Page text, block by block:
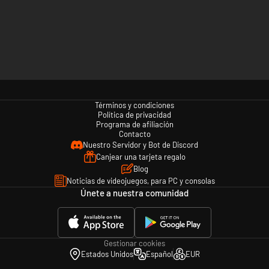
Términos y condiciones
Política de privacidad
Programa de afiliación
Contacto
Nuestro Servidor y Bot de Discord
Canjear una tarjeta regalo
Blog
Noticias de videojuegos, para PC y consolas
Únete a nuestra comunidad
Gestionar cookies
Estados Unidos
Español EUR